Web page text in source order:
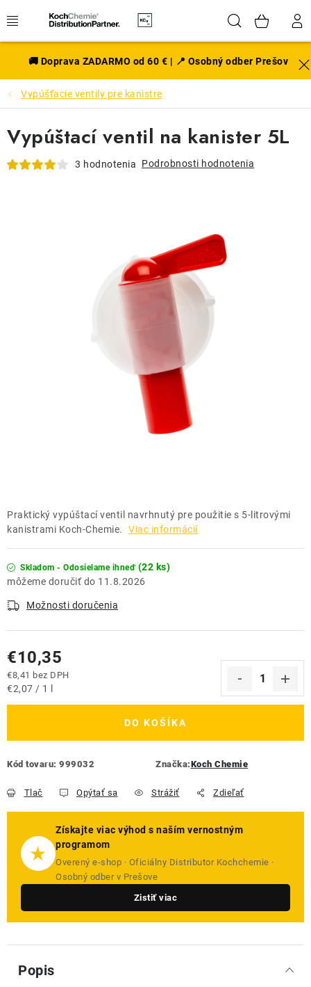
na
Hľadať
EXTERIÉR
DISKY A PNEU
INTERIÉR
PRÍSLUŠENSTVO
NOVINKY V SORTIMENTE
Obchodní zástupcovia
Sledovanie zásielky
🚚 Doprava ZADARMO od 60 € | 📍 Osobný odber Prešov
Vypúšťacie ventily pre kanistre
Praktický vypúštací ventil navrhnutý pre použitie s 5-litrovými
kanistrami Koch-Chemie.
Viac informácií
Skladom - Odosielame ihneď (22 ks)
11.8.2026
Možnosti doručenia
€10,35
€8,41 bez DPH
Jednotková cena:
€2,07 / 1 l
DO KOŠÍKA
Kód tovaru: 999032 Značka:Koch Chemie
Tlač Opýtať sa Strážiť Zdieľať
★
Získajte viac výhod s naším vernostným
programom
Overený e-shop · Oficiálny Distributor Kochchemie ·
Osobný odber v Prešove
Zistiť viac
Vypúštací ventil na kanister 5L
3 hodnotenia Podrobnosti hodnotenia
Popis